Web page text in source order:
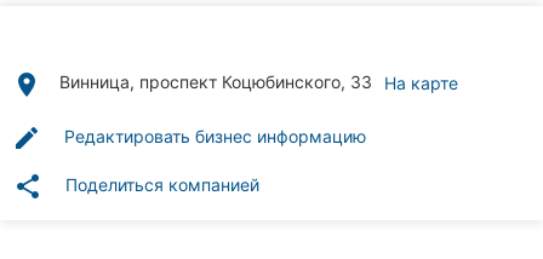
рубрики
place Винница, проспект Коцюбинского, 33 На карте
edit Редактировать бизнес информацию
share Поделиться компанией